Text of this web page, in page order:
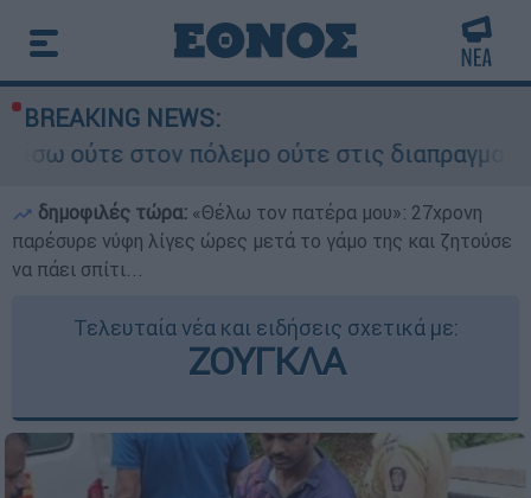
BREAKING NEWS:
ούτε στις διαπραγματεύσεις» - Οι έξι
δημοφιλές τώρα: «Θέλω τον πατέρα μου»: 27χρονη
παρέσυρε νύφη λίγες ώρες μετά το γάμο της και ζητούσε
να πάει σπίτι...
Τελευταία νέα και ειδήσεις σχετικά με:
ΖΟΥΓΚΛΑ